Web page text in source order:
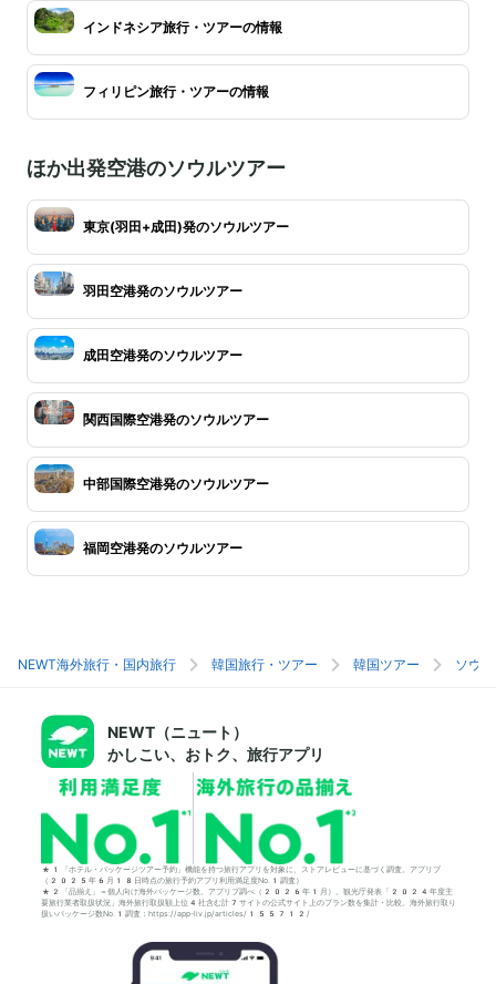
インドネシア旅行・ツアーの情報
フィリピン旅行・ツアーの情報
ほか出発空港のソウルツアー
東京(羽田+成田)発のソウルツアー
羽田空港発のソウルツアー
成田空港発のソウルツアー
関西国際空港発のソウルツアー
中部国際空港発のソウルツアー
福岡空港発のソウルツアー
NEWT海外旅行・国内旅行 韓国旅行・ツアー 韓国ツアー ソウ
NEWT（ニュート）
かしこい、おトク、旅行アプリ
*1「ホテル・パッケージツアー予約」機能を持つ旅行アプリを対象に、ストアレビューに基づく調査。アプリブ
（2025年6月18日時点の旅行予約アプリ利用満足度No.1調査）
*2「品揃え」＝個人向け海外パッケージ数。アプリブ調べ（2026年1月）。観光庁発表「2024年度主
要旅行業者取扱状況」海外旅行取扱額上位4社含む計7サイトの公式サイト上のプラン数を集計・比較。海外旅行取り
扱いパッケージ数No.1調査：https://app-liv.jp/articles/155712/